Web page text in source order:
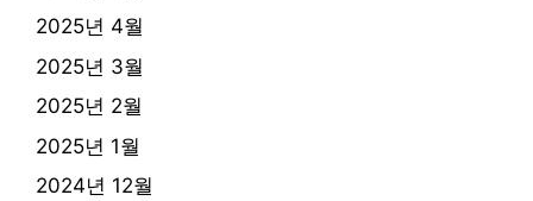
2025년 4월
2025년 3월
2025년 2월
2025년 1월
2024년 12월